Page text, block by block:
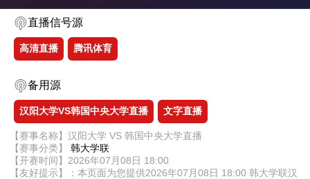
直播信号源
高清直播 腾讯体育
备用源
汉阳大学VS韩国中央大学直播 文字直播
【赛事名称】汉阳大学 VS 韩国中央大学直播
【赛事分类】 韩大学联
【开赛时间】2026年07月08日 18:00
【友好提示】：本页面为您提供2026年07月08日 18:00 韩大学联汉